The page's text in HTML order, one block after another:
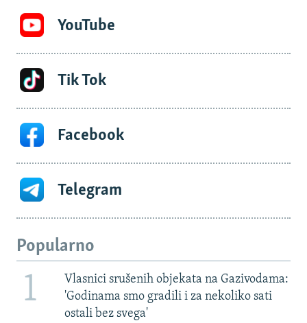
YouTube
Tik Tok
Facebook
Telegram
Popularno
1
Vlasnici srušenih objekata na Gazivodama:
'Godinama smo gradili i za nekoliko sati
ostali bez svega'